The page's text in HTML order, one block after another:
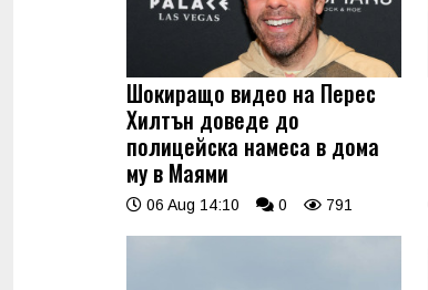
Шокиращо видео на Перес
Хилтън доведе до
полицейска намеса в дома
му в Маями
06 Aug 14:10 0 791